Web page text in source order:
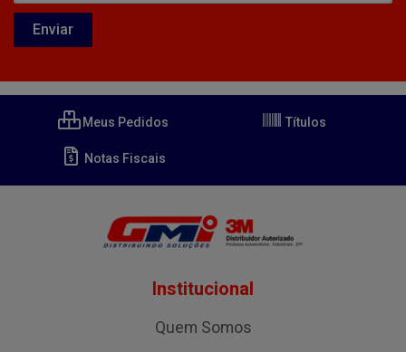
Meus Pedidos Títulos
Notas Fiscais
Institucional
Quem Somos